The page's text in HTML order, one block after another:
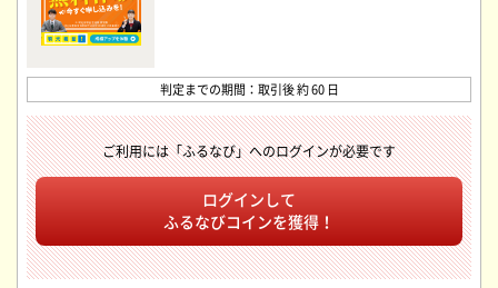
判定までの期間：取引後 約 60 日
ご利用には「ふるなび」へのログインが必要です
ログインして
ふるなびコインを獲得！